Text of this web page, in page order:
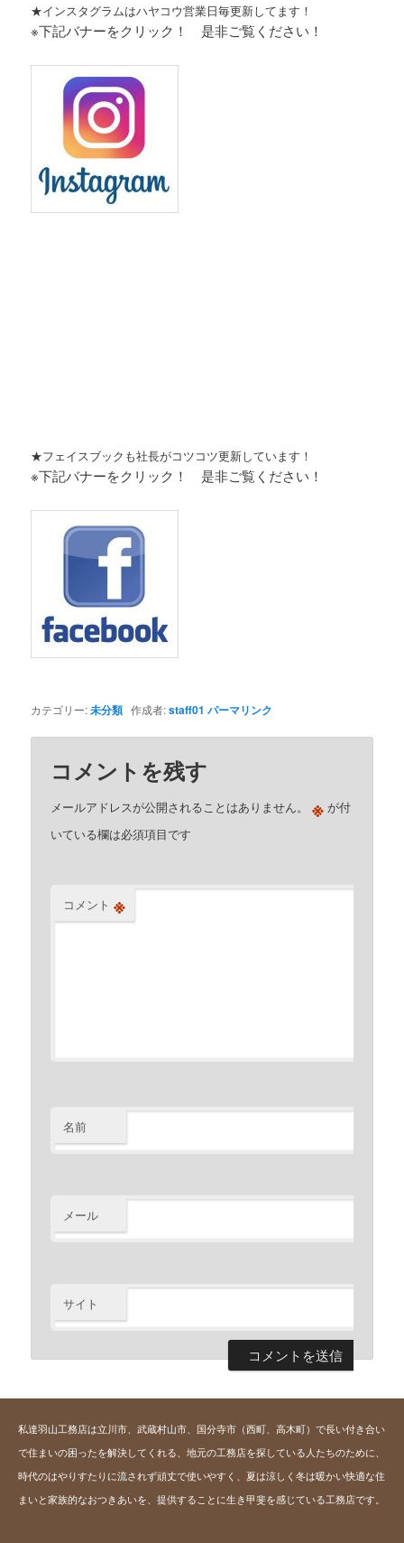
★インスタグラムはハヤコウ営業日毎更新してます！
※下記バナーをクリック！ 是非ご覧ください！
★フェイスブックも社長がコツコツ更新しています！
※下記バナーをクリック！ 是非ご覧ください！
カテゴリー:未分類 作成者:staff01 パーマリンク
コメントを残す
メールアドレスが公開されることはありません。 ※ が付
いている欄は必須項目です
コメント ※
名前
メール
サイト
私達羽山工務店は立川市、武蔵村山市、国分寺市（西町、高木町）で長い付き合い
で住まいの困ったを解決してくれる、地元の工務店を探している人たちのために、
時代のはやりすたりに流されず頑丈で使いやすく、夏は涼しく冬は暖かい快適な住
まいと家族的なおつきあいを、提供することに生き甲斐を感じている工務店です。